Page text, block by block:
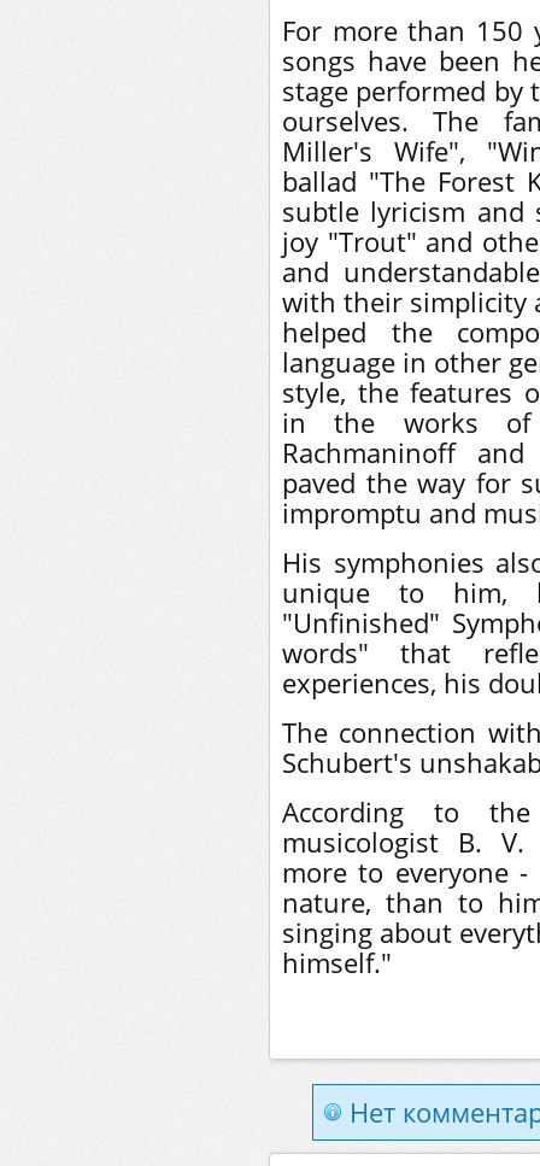
For more than 150
songs have been
stage performed by
ourselves. The
Miller's Wife",
ballad "The Forest
subtle lyricism
joy "Trout" and
and
with their simplicity
helped the
language in other
style, the features
in the works of
Rachmaninoff
paved the way for
impromptu and
His symphonies
unique to him,
"Unfinished"
words" that
experiences, his
The connection
Schubert's
According to
musicologist B. V.
more to everyone
nature, than to
singing about
himself."
Нет